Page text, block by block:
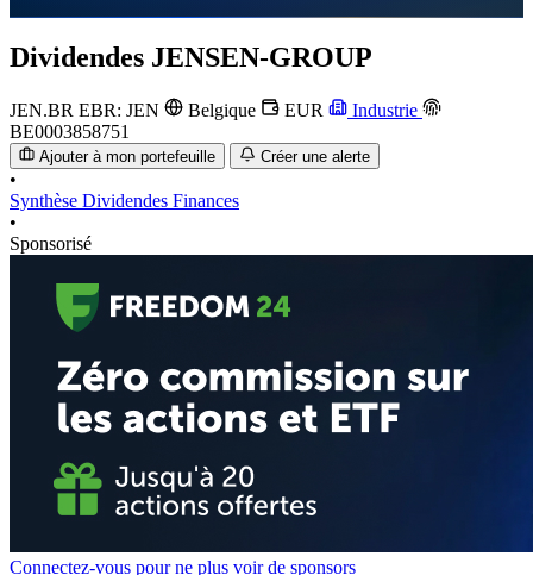
Dividendes JENSEN-GROUP
JEN.BR EBR: JEN Belgique EUR
Industrie
BE0003858751
Ajouter à mon portefeuille Créer une alerte
•
Synthèse Dividendes Finances
•
Sponsorisé
Connectez-vous pour ne plus voir de sponsors